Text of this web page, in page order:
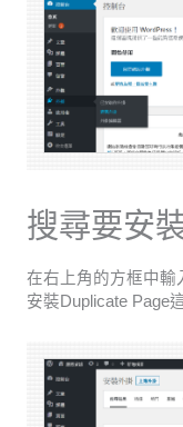
搜尋要安
在右上角的方框中輸
安裝Duplicate Page